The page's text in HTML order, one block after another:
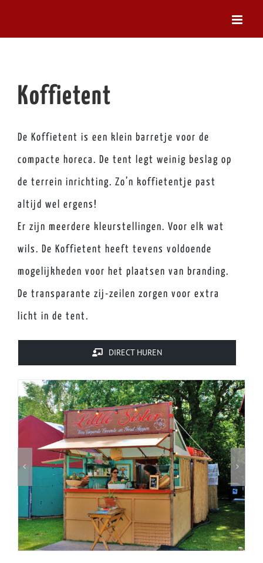
Koffietent
De Koffietent is een klein barretje voor de
compacte horeca. De tent legt weinig beslag op
de terrein inrichting. Zo’n koffietentje past
altijd wel ergens!
Er zijn meerdere kleurstellingen. Voor elk wat
wils. De Koffietent heeft tevens voldoende
mogelijkheden voor het plaatsen van branding.
De transparante zij-zeilen zorgen voor extra
licht in de tent.
DIRECT HUREN